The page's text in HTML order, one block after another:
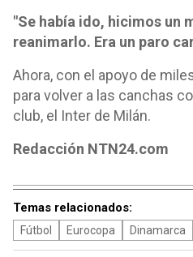
"Se había ido, hicimos un
reanimarlo. Era un paro
Ahora, con el apoyo de
para volver a las canchas
club, el Inter de Milán.
Redacción NTN24.com
Temas relacionados:
Fútbol Eurocopa Dinamarca